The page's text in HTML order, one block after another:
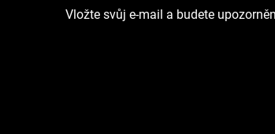
Vložte svůj e-mail a budete